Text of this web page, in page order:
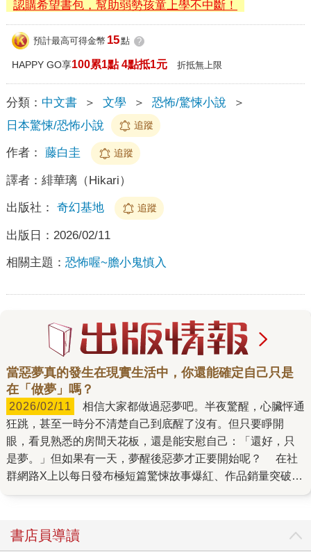
認購希望書包，幫助弱勢孩童上學不中斷！
預計最高可得金幣 15點 ?
HAPPY GO享100累1點 4點抵1元 折抵無上限
分類： 中文書 ＞ 文學 ＞ 恐怖/驚悚小說
＞
日本驚悚/恐怖小說
追蹤
作者： 藤白圭 追蹤
譯者： 緋華璃（Hikari）
出版社： 奇幻基地 追蹤
出版日： 2026/02/11
相關主題： 恐怖喔~膽小鬼慎入
當惡夢真的發生在現實生活中，你還能確定自己只是
在「做夢」嗎？
2026/02/11
狂跳，甚至一時分不清楚自己到底醒了沒有。但只要睜開
眼，看見熟悉的房間天花板，還是能安慰自己：「還好，只
是夢。」但如果有一天，夢醒後惡夢才正要開始呢？ 在社
群網路X上以每日發布極短篇驚悚故事爆紅、作品銷量突破40
開場就埋下伏筆，一開始你可能會以為這是一部充滿青澀曖
昧的校園小說，但讀到後半才會發現，原來這其實是一部挑
書店員導讀